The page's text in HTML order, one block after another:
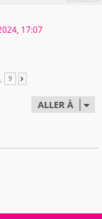
17:07
9
ALLER À